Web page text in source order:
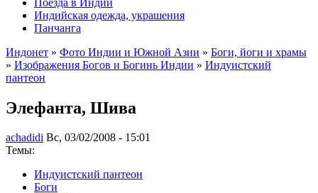
Индийская одежда, украшения
Панчанга
Индонет » Фото Индии и Южной Азии » Боги, йоги и храмы
» Изображения Богов и Богинь Индии » Индуистский
пантеон
Элефанта, Шива
achadidi Вс, 03/02/2008 - 15:01
Темы:
Индуистский пантеон
Боги